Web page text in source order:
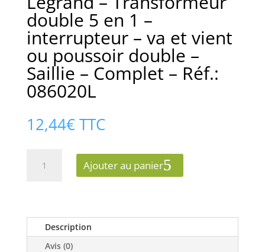
double 5 en 1 –
interrupteur – va et vient
ou poussoir double –
Saillie – Complet – Réf.:
086020L
12,44€ TTC
double
5
Ajouter au panier
Description
Avis (0)